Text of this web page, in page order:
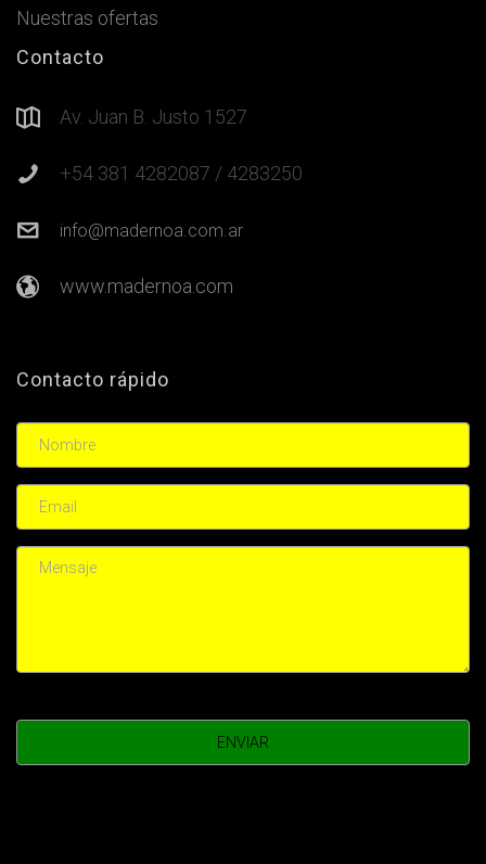
Nuestras ofertas
Contacto
Av. Juan B. Justo 1527
+54 381 4282087 / 4283250
info@madernoa.com.ar
www.madernoa.com
Contacto rápido